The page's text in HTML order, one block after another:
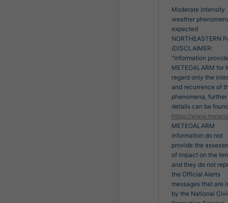
Moderate intensity
weather
expected
NORTHEASTERN
(DISCLAIMER:
"Information
METEOALARM for
regard only the
and recurrence of
phenomena, further
details can be
https://
METEOALARM
information do not
provide the
of impact on the
and they do not
the Official Alerts
messages that are
by the National